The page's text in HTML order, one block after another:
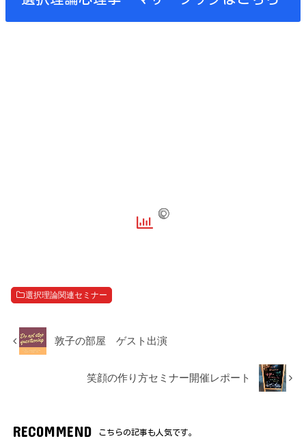
選択理論関連セミナー
敦子の部屋 ゲスト出演
笑顔の作り方セミナー開催レポート
RECOMMEND こちらの記事も人気です。